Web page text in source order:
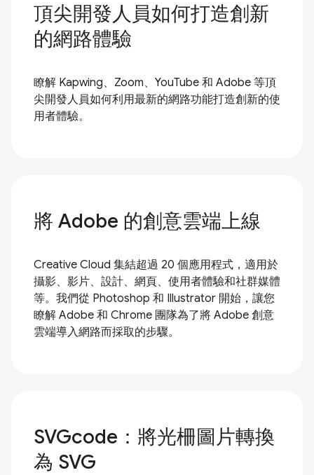
頂尖開發人員如何打造創新
的網路體驗
瞭解 Kapwing、Zoom、YouTube 和 Adobe 等頂
尖開發人員如何利用最新的網路功能打造創新的使
用者體驗。
將 Adobe 的創意雲端上線
Creative Cloud 集結超過 20 個應用程式，適用於
攝影、影片、設計、網頁、使用者體驗和社群媒體
等。我們從 Photoshop 和 Illustrator 開始，讓您
瞭解 Adobe 和 Chrome 團隊為了將 Adobe 創意
雲端導入網路而採取的步驟。
SVGcode：將光柵圖片轉換
為 SVG